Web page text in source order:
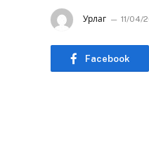
Урлаг 11/04/
Facebook